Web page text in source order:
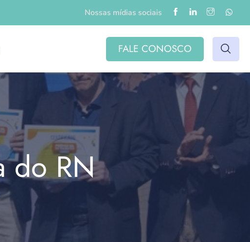
Nossas mídias sociais
FALE CONOSCO
do RN